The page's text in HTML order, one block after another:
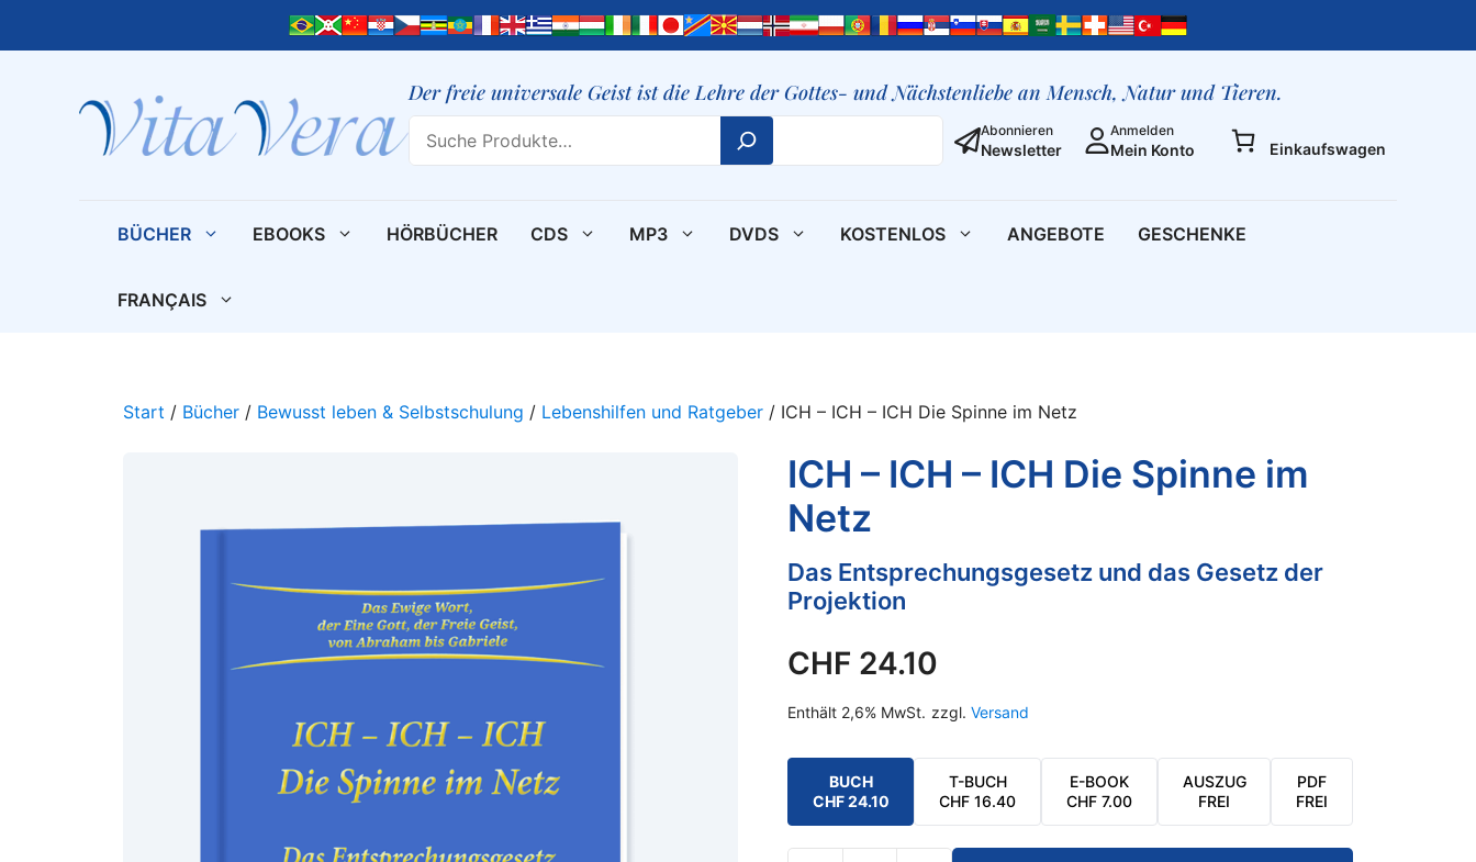
Der freie universale Geist ist die Lehre der Gottes- und Nächstenliebe an Mensch, Natur und Tieren.
Search Abonnieren
Newsletter
Anmelden
Mein Konto Einkaufswagen
BÜCHER EBOOKS HÖRBÜCHER CDS MP3 DVDS KOSTENLOS ANGEBOTE GESCHENKE
FRANÇAIS
Start / Bücher / Bewusst leben & Selbstschulung / Lebenshilfen und Ratgeber / ICH – ICH – ICH Die Spinne im Netz
ICH – ICH – ICH Die Spinne im
Netz
Das Entsprechungsgesetz und das Gesetz der
Projektion
CHF 24.10
Enthält 2,6% MwSt. zzgl. Versand
BUCH
CHF24.10
T-BUCH
CHF 16.40
E-BOOK
CHF7.00
AUSZUG
FREI
PDF
FREI
ICH
-
Die
im